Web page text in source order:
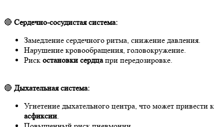
🔴 Сердечно-сосудистая система:
Замедление сердечного ритма, снижение давления.
Нарушение кровообращения, головокружение.
Риск остановки сердцапри передозировке.
🔴 Дыхательная система:
Угнетение дыхательного центра, что может привести к
асфиксии.